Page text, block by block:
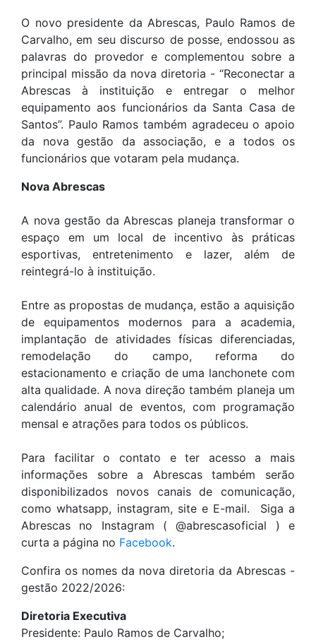
O novo presidente da Abrescas, Paulo Ramos de
Carvalho, em seu discurso de posse, endossou as
palavras do provedor e complementou sobre a
principal missão da nova diretoria - “Reconectar a
Abrescas à instituição e entregar o melhor
equipamento aos funcionários da Santa Casa de
Santos”. Paulo Ramos também agradeceu o apoio
da nova gestão da associação, e a todos os
funcionários que votaram pela mudança.
Nova Abrescas
A nova gestão da Abrescas planeja transformar o
espaço em um local de incentivo às práticas
esportivas, entretenimento e lazer, além de
reintegrá-lo à instituição.
Entre as propostas de mudança, estão a aquisição
de equipamentos modernos para a academia,
implantação de atividades físicas diferenciadas,
remodelação do campo, reforma do
estacionamento e criação de uma lanchonete com
alta qualidade. A nova direção também planeja um
calendário anual de eventos, com programação
mensal e atrações para todos os públicos.
Para facilitar o contato e ter acesso a mais
informações sobre a Abrescas também serão
disponibilizados novos canais de comunicação,
como whatsapp, instagram, site e E-mail. Siga a
Abrescas no Instagram ( @abrescasoficial ) e
curta a página no Facebook.
Confira os nomes da nova diretoria da Abrescas -
gestão 2022/2026:
Diretoria Executiva
Presidente: Paulo Ramos de Carvalho;